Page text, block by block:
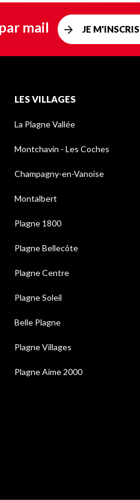
mail JE M'INSCRIS
LES VILLAGES
La Plagne Vallée
Montchavin - Les Coches
Champagny-en-Vanoise
Montalbert
Plagne 1800
Plagne Bellecôte
Plagne Centre
Plagne Soleil
Belle Plagne
Plagne Villages
Plagne Aime 2000